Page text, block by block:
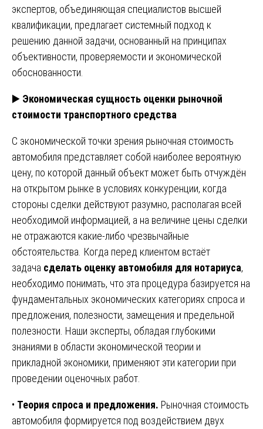
экспертов, объединяющая специалистов высшей
квалификации, предлагает системный подход к
решению данной задачи, основанный на принципах
объективности, проверяемости и экономической
обоснованности.
▶️ Экономическая сущность оценки рыночной
стоимости транспортного средства
С экономической точки зрения рыночная стоимость
автомобиля представляет собой наиболее вероятную
цену, по которой данный объект может быть отчуждён
на открытом рынке в условиях конкуренции, когда
стороны сделки действуют разумно, располагая всей
необходимой информацией, а на величине цены сделки
не отражаются какие-либо чрезвычайные
обстоятельства. Когда перед клиентом встаёт
задача сделать оценку автомобиля для нотариуса,
необходимо понимать, что эта процедура базируется на
фундаментальных экономических категориях спроса и
предложения, полезности, замещения и предельной
полезности. Наши эксперты, обладая глубокими
знаниями в области экономической теории и
прикладной экономики, применяют эти категории при
проведении оценочных работ.
• Теория спроса и предложения. Рыночная стоимость
автомобиля формируется под воздействием двух